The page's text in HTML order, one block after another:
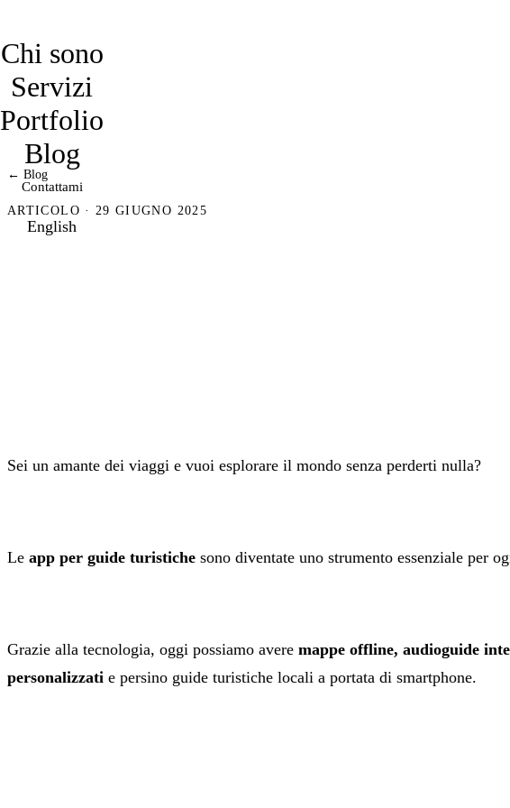
Chi sono
Servizi
Portfolio
Blog
Contattami
English
← Blog
ARTICOLO · 29 GIUGNO 2025
Sei un amante dei viaggi e vuoi esplorare il mondo senza perderti nulla?
Le app per guide turistiche sono diventate uno strumento essenziale per
Grazie alla tecnologia, oggi possiamo avere mappe offline, audioguide
personalizzati e persino guide turistiche locali a portata di smartphone.